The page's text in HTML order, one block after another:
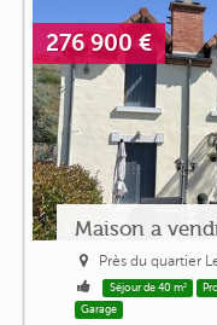
276 900 €
Maison a
Près du quartier
Séjour de 40 m²
Garage